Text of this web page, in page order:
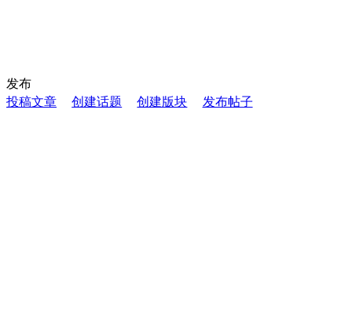
发布
投稿文章
创建话题 创建版块 发布帖子